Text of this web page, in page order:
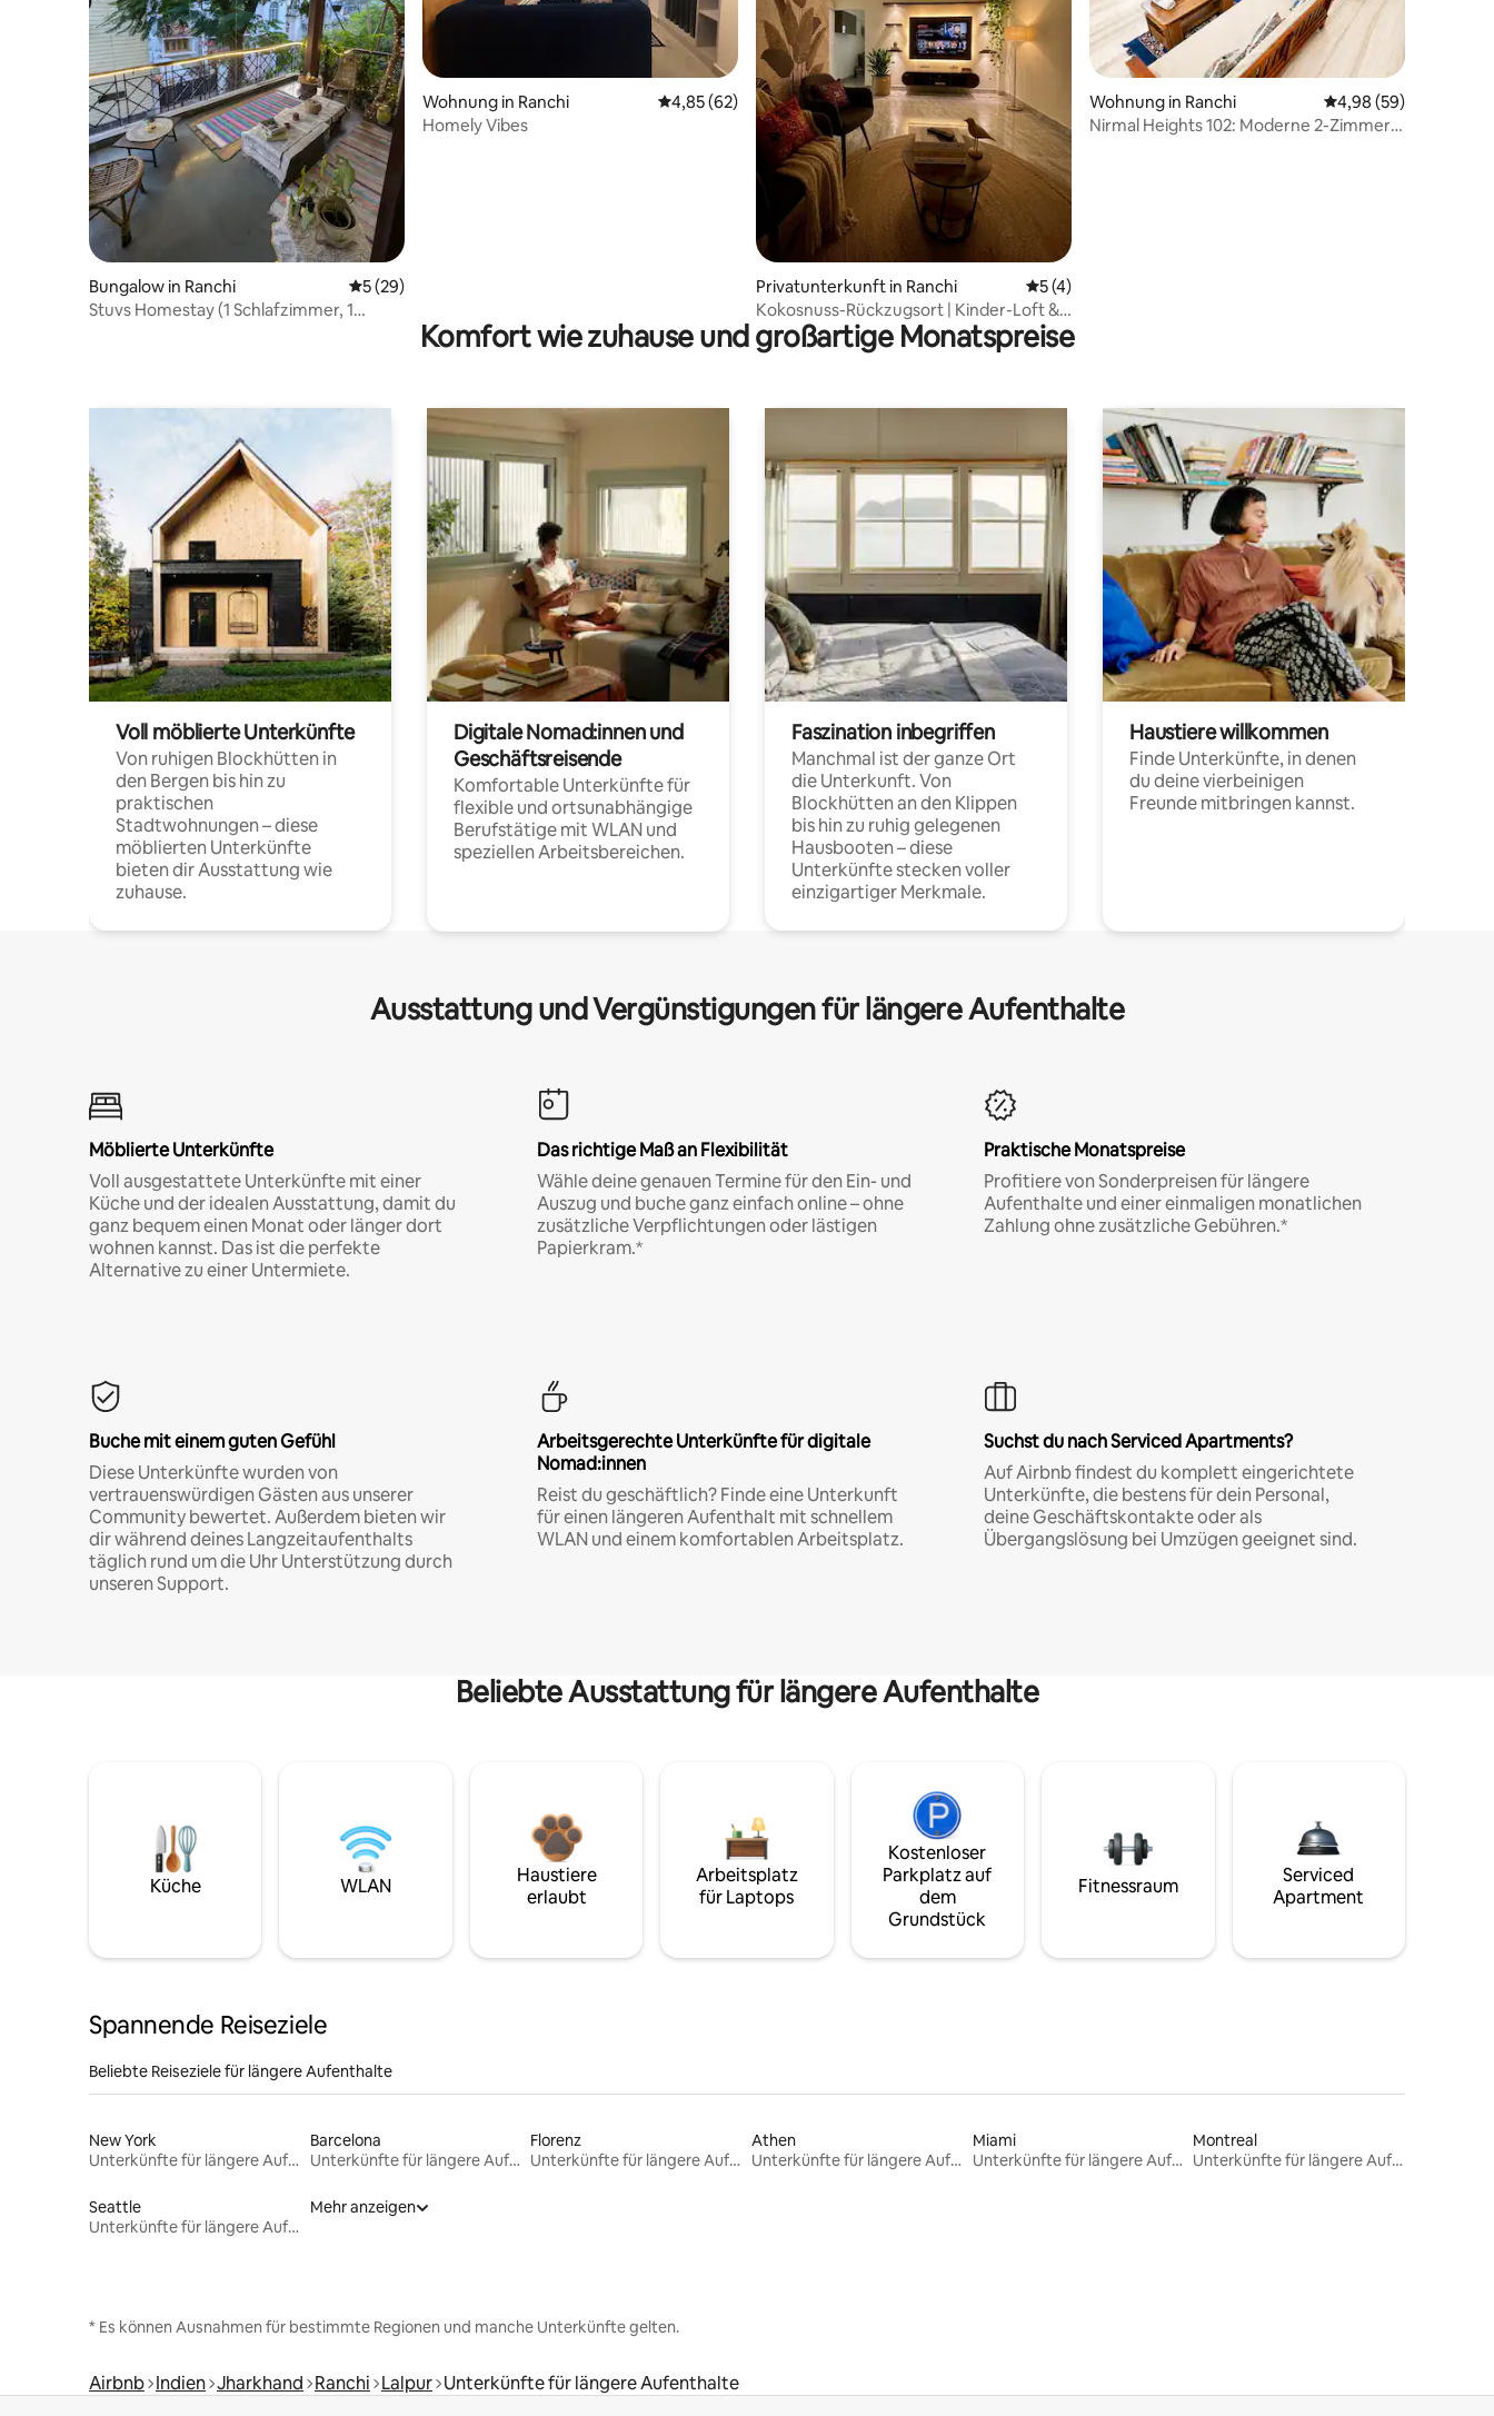
Bungalow in Ranchi Durchschnittliche Bewertung: 5 von 5, 29 Bewertungen
5 (29)
Stuvs Homestay (1 Schlafzimmer, 1
Wohnung in Ranchi Durchschnittliche Bewertung: 4,85 von 5, 62 Bewertungen
4,85 (62)
Homely Vibes
Privatunterkunft in Ranchi Durchschnittliche Bewertung: 5 von 5, 4 Bewertungen
5 (4)
Kokosnuss-Rückzugsort | Kinder-Loft &
gemütliche tropische 2 Schlafzimmer,
Wohnzimmer, Küche
Wohnung in Ranchi Durchschnittliche
4,98 (59)
Nirmal Heights 102: Moderne 2-Zimmer-
Komfort wie zuhause und großartige Monatspreise
Voll möblierte Unterkünfte
Von ruhigen Blockhütten in
den Bergen bis hin zu
praktischen
Stadtwohnungen – diese
möblierten Unterkünfte
bieten dir Ausstattung wie
zuhause.
Digitale Nomad:innen und
Geschäftsreisende
Komfortable Unterkünfte für
flexible und ortsunabhängige
Berufstätige mit WLAN und
speziellen Arbeitsbereichen.
Faszination inbegriffen
Manchmal ist der ganze Ort
die Unterkunft. Von
Blockhütten an den Klippen
bis hin zu ruhig gelegenen
Hausbooten – diese
Unterkünfte stecken voller
einzigartiger Merkmale.
Haustiere willkommen
Finde Unterkünfte, in denen
du deine vierbeinigen
Freunde mitbringen kannst.
Ausstattung und Vergünstigungen für längere Aufenthalte
Möblierte Unterkünfte
Voll ausgestattete Unterkünfte mit einer
Küche und der idealen Ausstattung, damit du
ganz bequem einen Monat oder länger dort
wohnen kannst. Das ist die perfekte
Alternative zu einer Untermiete.
Das richtige Maß an Flexibilität
Wähle deine genauen Termine für den Ein- und
Auszug und buche ganz einfach online – ohne
zusätzliche Verpflichtungen oder lästigen
Papierkram.*
Praktische Monatspreise
Profitiere von Sonderpreisen für längere
Aufenthalte und einer einmaligen monatlichen
Zahlung ohne zusätzliche Gebühren.*
Buche mit einem guten Gefühl
Diese Unterkünfte wurden von
vertrauenswürdigen Gästen aus unserer
Community bewertet. Außerdem bieten wir
dir während deines Langzeitaufenthalts
täglich rund um die Uhr Unterstützung durch
unseren Support.
Arbeitsgerechte Unterkünfte für digitale
Nomad:innen
Reist du geschäftlich? Finde eine Unterkunft
für einen längeren Aufenthalt mit schnellem
WLAN und einem komfortablen Arbeitsplatz.
Suchst du nach Serviced Apartments?
Auf Airbnb findest du komplett eingerichtete
Unterkünfte, die bestens für dein Personal,
deine Geschäftskontakte oder als
Übergangslösung bei Umzügen geeignet sind.
Beliebte Ausstattung für längere Aufenthalte
Küche WLAN
Haustiere
erlaubt
Arbeitsplatz
für Laptops
Kostenloser
Parkplatz auf
dem
Grundstück
Fitnessraum
Serviced
Apartment
Spannende Reiseziele
Beliebte Reiseziele für längere Aufenthalte
New York
Unterkünfte für längere Aufenthalte
Barcelona
Unterkünfte für längere Aufenthalte
Florenz
Unterkünfte für längere Aufenthalte
Athen
Unterkünfte für längere Aufenthalte
Miami
Unterkünfte für längere Aufenthalte
Montreal
Unterkünfte für längere Aufenthalte
Seattle
Unterkünfte für längere Aufenthalte
Mehr anzeigen
* Es können Ausnahmen für bestimmte Regionen und manche Unterkünfte gelten.
Airbnb Indien Jharkhand Ranchi Lalpur Unterkünfte für längere Aufenthalte